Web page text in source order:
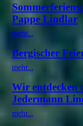
Pappe Lindlar
mehr...
Bergischer
mehr...
Wir entdecken
Jedermann
mehr...